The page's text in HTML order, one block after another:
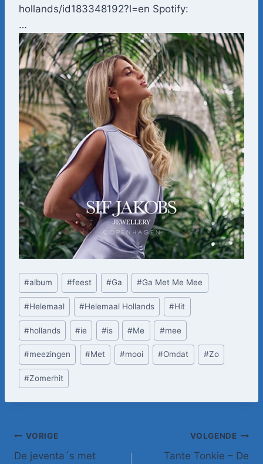
hollands/id183348192?l=en Spotify:
…
Bericht
tags:
#album #feest #Ga #Ga Met Me Mee
#Helemaal #Helemaal Hollands #Hit
#hollands #ie #is #Me #mee
#meezingen #Met #mooi #Omdat #Zo
#Zomerhit
Bericht
VORIGE
De jeventa´s met
VOLGENDE
Tante Tonkie – De